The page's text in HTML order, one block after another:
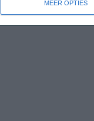
MEER OPTIES
bekijk de uitgebreide